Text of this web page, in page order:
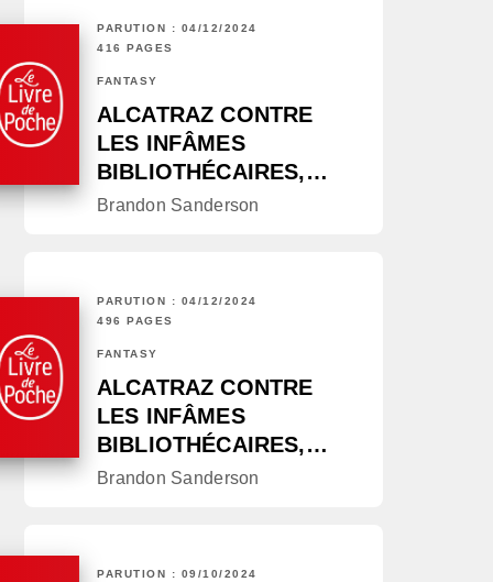
PARUTION : 04/12/2024
416 PAGES
FANTASY
ALCATRAZ CONTRE
LES INFÂMES
BIBLIOTHÉCAIRES,…
Brandon Sanderson
PARUTION : 04/12/2024
496 PAGES
FANTASY
ALCATRAZ CONTRE
LES INFÂMES
BIBLIOTHÉCAIRES,…
Brandon Sanderson
PARUTION : 09/10/2024